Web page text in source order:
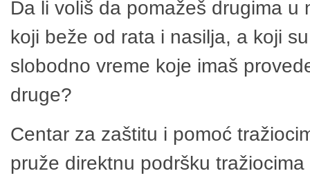
Da li voliš da pomažeš drugima
koji beže od rata i nasilja, a koji
slobodno vreme koje imaš
druge?
Centar za zaštitu i pomoć
pruže direktnu podršku